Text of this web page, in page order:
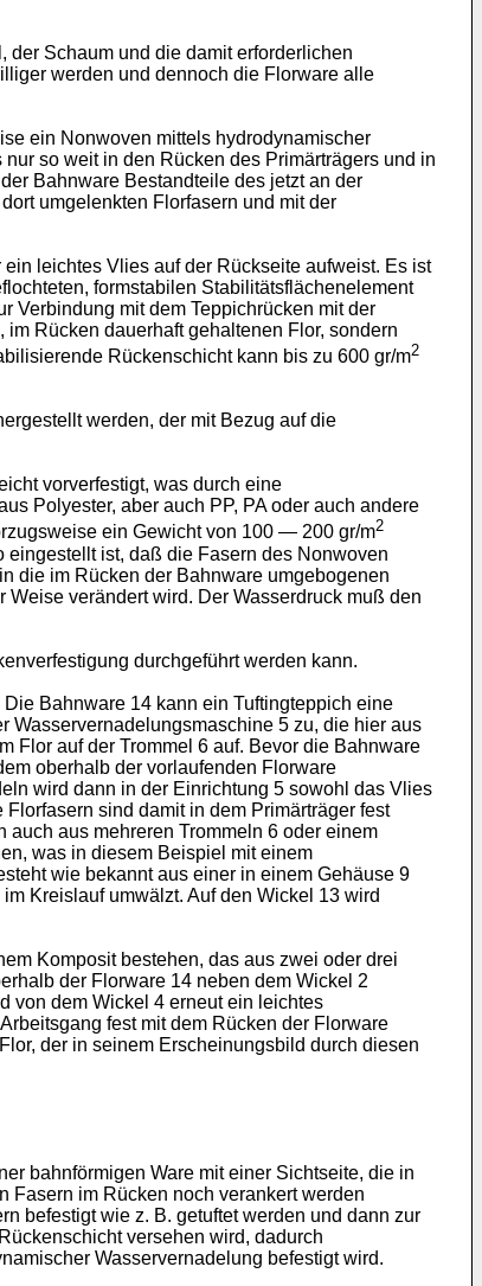
der Schaum und die damit erforderlichen
werden und dennoch die Florware alle
ein Nonwoven mittels hydrodynamischer
so weit in den Rücken des Primärträgers und in
Bahnware Bestandteile des jetzt an der
umgelenkten Florfasern und mit der
leichtes Vlies auf der Rückseite aufweist. Es ist
formstabilen Stabilitätsflächenelement
Verbindung mit dem Teppichrücken mit der
Rücken dauerhaft gehaltenen Flor, sondern
Rückenschicht kann bis zu 600 gr/m2
werden, der mit Bezug auf die
vorverfestigt, was durch eine
Polyester, aber auch PP, PA oder auch andere
ein Gewicht von 100 ― 200 gr/m2
ist, daß die Fasern des Nonwoven
die im Rücken der Bahnware umgebogenen
verändert wird. Der Wasserdruck muß den
durchgeführt werden kann.
Bahnware 14 kann ein Tuftingteppich eine
5 zu, die hier aus
Flor auf der Trommel 6 auf. Bevor die Bahnware
oberhalb der vorlaufenden Florware
wird dann in der Einrichtung 5 sowohl das Vlies
sind damit in dem Primärträger fest
aus mehreren Trommeln 6 oder einem
was in diesem Beispiel mit einem
wie bekannt aus einer in einem Gehäuse 9
Kreislauf umwälzt. Auf den Wickel 13 wird
Komposit bestehen, das aus zwei oder drei
der Florware 14 neben dem Wickel 2
von dem Wickel 4 erneut ein leichtes
fest mit dem Rücken der Florware
der in seinem Erscheinungsbild durch diesen
bahnförmigen Ware mit einer Sichtseite, die in
Fasern im Rücken noch verankert werden
befestigt wie z. B. getuftet werden und dann zur
versehen wird, dadurch
Wasservernadelung befestigt wird.